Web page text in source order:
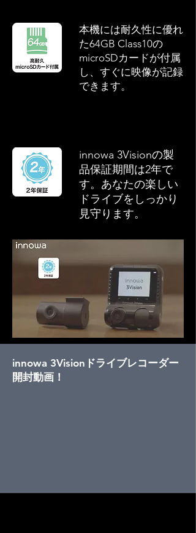
本機には耐久性に優れ
た64GB Class10の
microSDカードが付属
し、すぐに映像が記録
できます。
innowa 3Visionの製
品保証期間は2年で
す。あなたの楽しい
ドライブをしっかり
見守ります。
innowa 3Visionドライブレコーダー
開封動画！